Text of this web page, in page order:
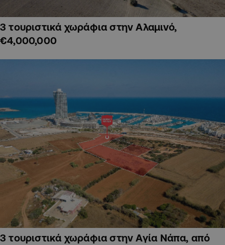
3 τουριστικά χωράφια στην Αλαμινό,
€4,000,000
3 τουριστικά χωράφια στην Αγία Νάπα, από